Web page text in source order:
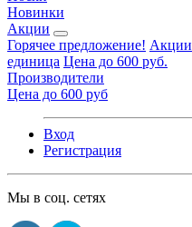
Новинки
Акции
Горячее предложение! Акции
единица Цена до 600 руб.
Производители
Цена до 600 руб
Вход
Регистрация
Мы в соц. сетях